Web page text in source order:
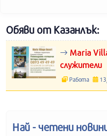
Обяви от Казанлък:
Maria
служители
Работа
Най - четени